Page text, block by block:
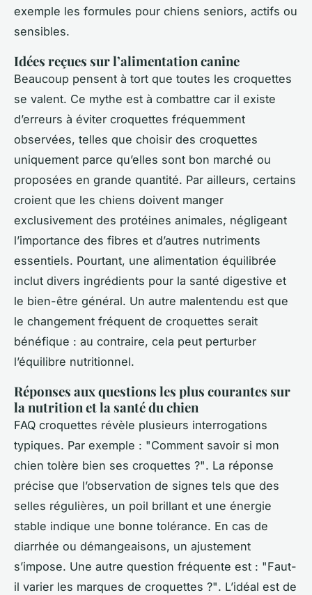
exemple les formules pour chiens seniors, actifs ou
sensibles.
Idées reçues sur l’alimentation canine
Beaucoup pensent à tort que toutes les croquettes
se valent. Ce mythe est à combattre car il existe
d’erreurs à éviter croquettes fréquemment
observées, telles que choisir des croquettes
uniquement parce qu’elles sont bon marché ou
proposées en grande quantité. Par ailleurs, certains
croient que les chiens doivent manger
exclusivement des protéines animales, négligeant
l’importance des fibres et d’autres nutriments
essentiels. Pourtant, une alimentation équilibrée
inclut divers ingrédients pour la santé digestive et
le bien-être général. Un autre malentendu est que
le changement fréquent de croquettes serait
bénéfique : au contraire, cela peut perturber
l’équilibre nutritionnel.
Réponses aux questions les plus courantes sur
la nutrition et la santé du chien
FAQ croquettes révèle plusieurs interrogations
typiques. Par exemple : "Comment savoir si mon
chien tolère bien ses croquettes ?". La réponse
précise que l’observation de signes tels que des
selles régulières, un poil brillant et une énergie
stable indique une bonne tolérance. En cas de
diarrhée ou démangeaisons, un ajustement
s’impose. Une autre question fréquente est : "Faut-
il varier les marques de croquettes ?". L’idéal est de